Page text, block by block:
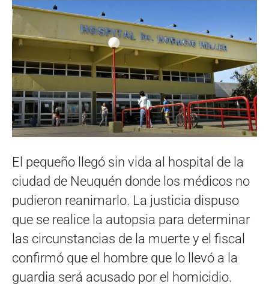
El pequeño llegó sin vida al hospital de la
ciudad de Neuquén donde los médicos no
pudieron reanimarlo. La justicia dispuso
que se realice la autopsia para determinar
las circunstancias de la muerte y el fiscal
confirmó que el hombre que lo llevó a la
guardia será acusado por el homicidio.